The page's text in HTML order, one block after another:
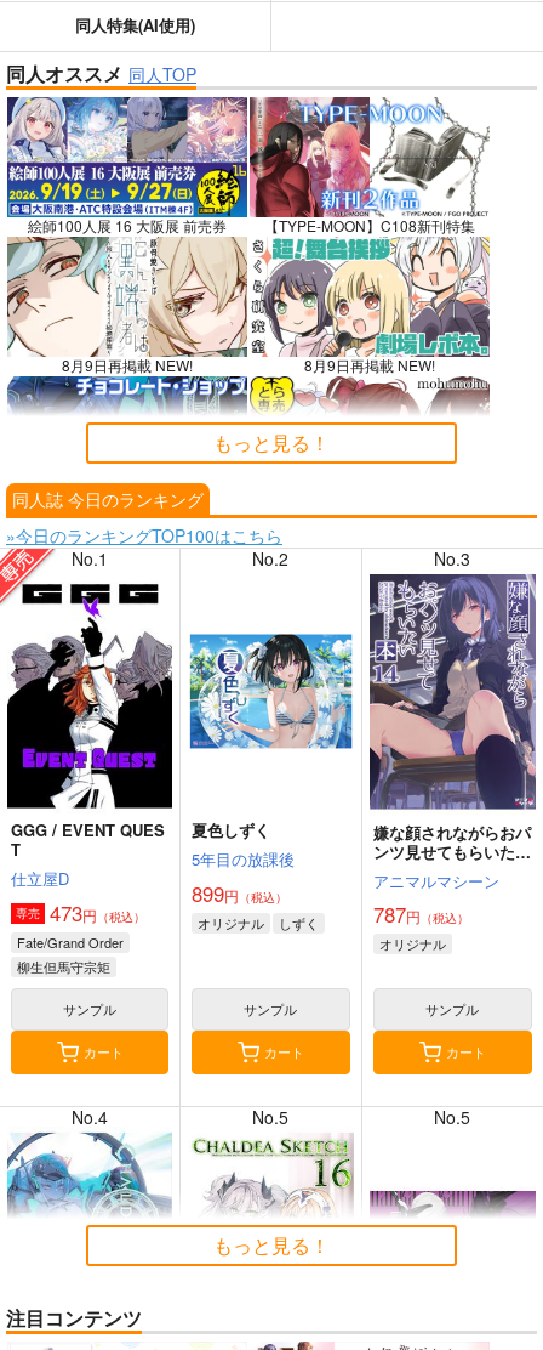
同人特集(AI使用)
同人オススメ 同人TOP
絵師100人展 16 大阪展 前売券 【TYPE-MOON】C108新刊特集
8月9日再掲載 NEW! 8月9日再掲載 NEW!
8月7日掲載
8月6日掲載 8月6日掲載
8月4日掲載 8月4日掲載
8月3日掲載 8月3日掲載
8月2日掲載
7月31日掲載 7月31日掲載
もっと見る！
同人誌 今日のランキング
»今日のランキングTOP100はこちら
No.1
GGG / EVENT QUES
T
仕立屋D
専売 473円 （税込）
Fate/Grand Order
柳生但馬守宗矩
新宿のアーチャー
サンプル
カート
No.2
夏色しずく
5年目の放課後
899円 （税込）
オリジナル しずく
サンプル
カート
No.3
嫌な顔されながらおパ
ンツ見せてもらいたい
アニマルマシーン
787円 （税込）
オリジナル
サンプル
カート
No.4 No.5 No.5
もっと見る！
注目コンテンツ